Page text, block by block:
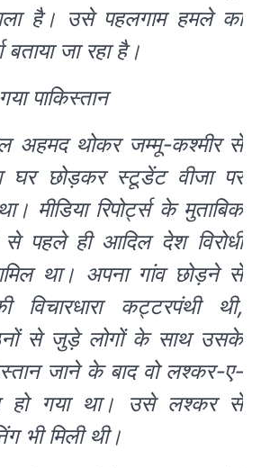
है। उसे पहलगाम हमले का
जा रहा है।
पाकिस्तान
अहमद थोकर जम्मू-कश्मीर से
घर छोड़कर स्टूडेंट वीजा पर
मीडिया रिपोर्ट्स के मुताबिक
से पहले ही आदिल देश विरोधी
था। अपना गांव छोड़ने से
कट्टरपंथी थी,
से जुड़े लोगों के साथ उसके
जाने के बाद वो लश्कर-ए-
हो गया था। उसे लश्कर से
भी मिली थी।